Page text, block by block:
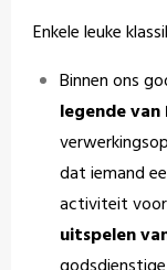
Enkele leuke
Binnen ons
legende van
dat iemand
activiteit
uitspelen